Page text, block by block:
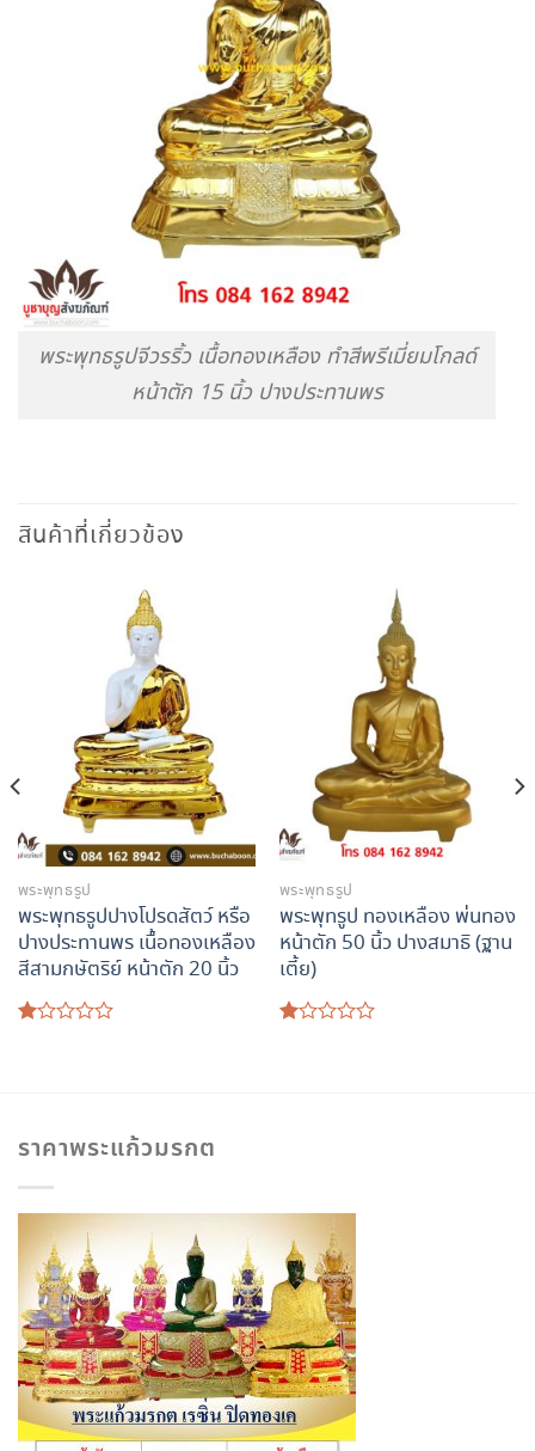
พระพุทธรูปจีวรริ้ว เนื้อทองเหลือง ทำสีพรีเมี่ยมโกลด์
หน้าตัก 15 นิ้ว ปางประทานพร
สินค้าที่เกี่ยวข้อง
พระพุทธรูป
พระพุทธรูปปางโปรดสัตว์ หรือ
ปางประทานพร เนื้อทองเหลือง
สีสามกษัตริย์ หน้าตัก 20 นิ้ว
คะแนน
พระพุทธรูป
พระพุทรูป ทองเหลือง พ่นทอง
หน้าตัก 50 นิ้ว ปางสมาธิ (ฐาน
เตี้ย)
ราคาพระแก้วมรกต